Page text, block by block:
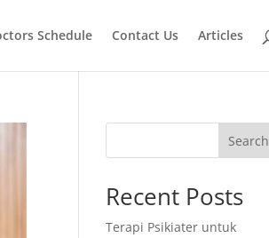
Schedule Contact Us Articles
Search
Recent Posts
Terapi Psikiater untuk